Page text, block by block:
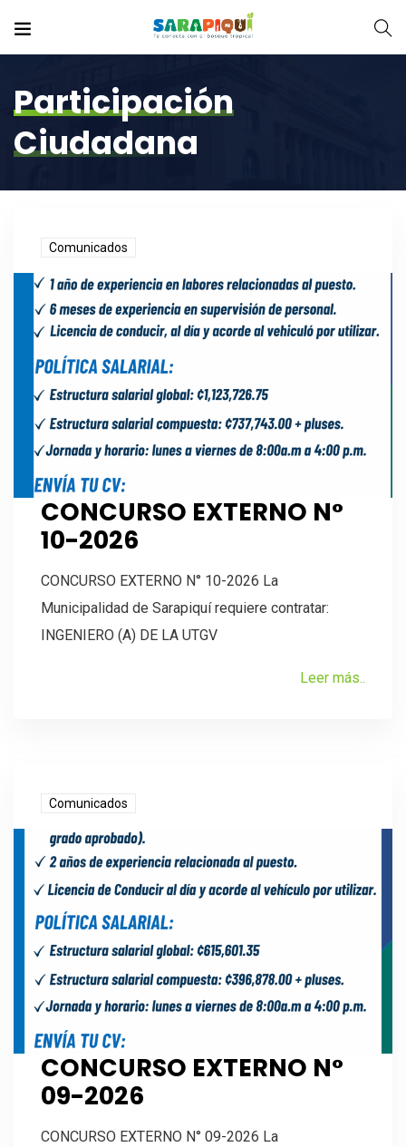
Participación
Ciudadana
Comunicados
CONCURSO EXTERNO N°
10-2026
CONCURSO EXTERNO N° 10-2026 La
Municipalidad de Sarapiquí requiere contratar:
INGENIERO (A) DE LA UTGV
Leer más..
Comunicados
CONCURSO EXTERNO N°
09-2026
CONCURSO EXTERNO N° 09-2026 La